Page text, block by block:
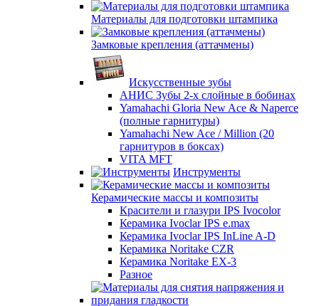
Материалы для подготовки штампика
Замковые крепления (аттачмены)
Искусственные зубы
АНИС Зубы 2-х слойные в бобинах
Yamahachi Gloria New Ace & Naperce
(полные гарнитуры)
Yamahachi New Ace / Million (20
гарнитуров в боксах)
VITA MFT
Инструменты
Керамические массы и композиты
Красители и глазури IPS Ivocolor
Керамика Ivoclar IPS e.max
Керамика Ivoclar IPS InLine A-D
Керамика Noritake CZR
Керамика Noritake EX-3
Разное